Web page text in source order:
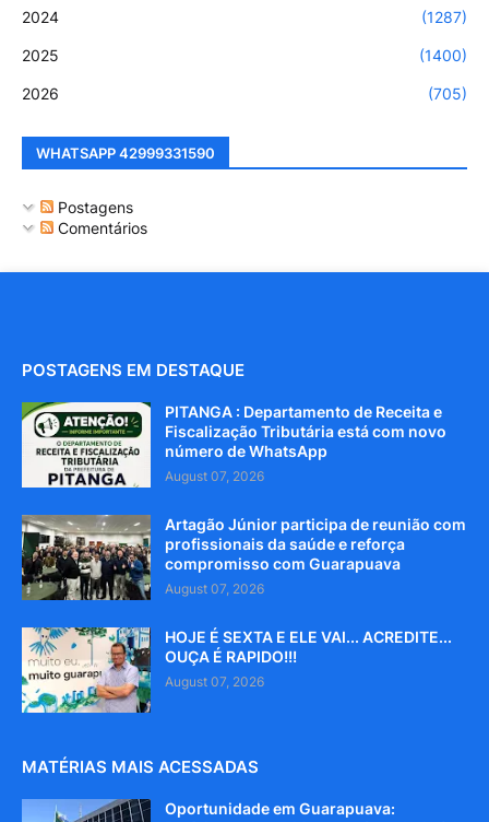
2024 (1287)
2025 (1400)
2026 (705)
WHATSAPP 42999331590
Postagens
Comentários
POSTAGENS EM DESTAQUE
PITANGA : Departamento de Receita e
Fiscalização Tributária está com novo
número de WhatsApp
August 07, 2026
Artagão Júnior participa de reunião com
profissionais da saúde e reforça
compromisso com Guarapuava
August 07, 2026
HOJE É SEXTA E ELE VAI... ACREDITE...
OUÇA É RAPIDO!!!
August 07, 2026
MATÉRIAS MAIS ACESSADAS
Oportunidade em Guarapuava: